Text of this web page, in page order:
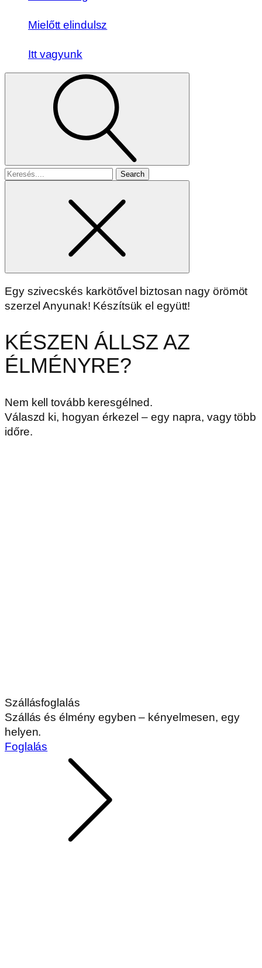
Mielőtt elindulsz
Itt vagyunk
Search
Egy szivecskés karkötővel biztosan nagy örömöt
szerzel Anyunak! Készítsük el együtt!
KÉSZEN ÁLLSZ AZ
ÉLMÉNYRE?
Nem kell tovább keresgélned.
Válaszd ki, hogyan érkezel – egy napra, vagy több
időre.
Szállásfoglalás
Szállás és élmény egyben – kényelmesen, egy
helyen.
Foglalás